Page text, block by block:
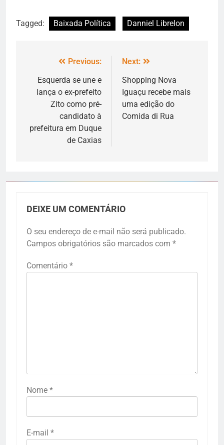
Tagged: Baixada Política Danniel Librelon
Previous:
Esquerda se une e
lança o ex-prefeito
Zito como pré-
candidato à
prefeitura em Duque
de Caxias
Next:
Shopping Nova
Iguaçu recebe mais
uma edição do
Comida di Rua
DEIXE UM COMENTÁRIO
O seu endereço de e-mail não será publicado.
Campos obrigatórios são marcados com *
Comentário *
Nome *
E-mail *